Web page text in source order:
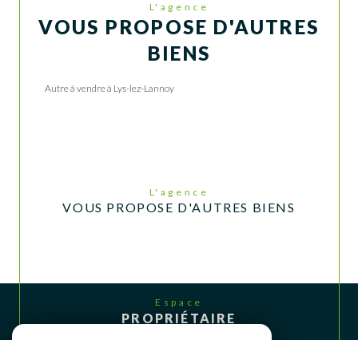
L'agence
VOUS PROPOSE D'AUTRES
BIENS
Autre à vendre à Lys-lez-Lannoy
L'agence
VOUS PROPOSE D'AUTRES BIENS
Espace
PROPRIÉTAIRE